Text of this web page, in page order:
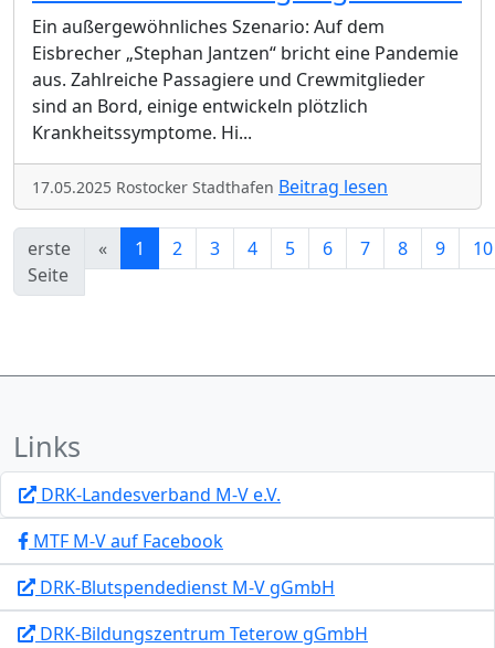
Ein außergewöhnliches Szenario: Auf dem
Eisbrecher „Stephan Jantzen“ bricht eine Pandemie
aus. Zahlreiche Passagiere und Crewmitglieder
sind an Bord, einige entwickeln plötzlich
Krankheitssymptome. Hi...
17.05.2025 Rostocker Stadthafen Beitrag lesen
erste
Seite
« 1 2 3 4 5 6 7 8 9 10
Links
DRK-Landesverband M-V e.V.
MTF M-V auf Facebook
DRK-Blutspendedienst M-V gGmbH
DRK-Bildungszentrum Teterow gGmbH